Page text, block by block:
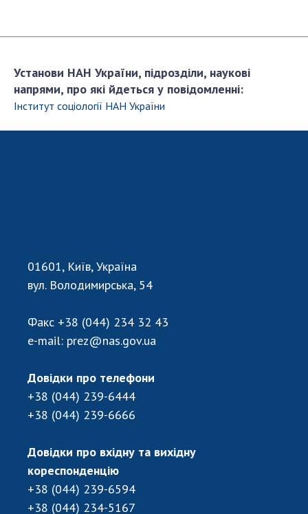
Установи НАН України, підрозділи, наукові
напрями, про які йдеться у повідомленні:
Інститут соціології НАН України
01601, Київ, Україна
вул. Володимирська, 54
Факс +38 (044) 234 32 43
e-mail: prez@nas.gov.ua
Довідки про телефони
+38 (044) 239-6444
+38 (044) 239-6666
Довідки про вхідну та вихідну
кореспонденцію
+38 (044) 239-6594
+38 (044) 234-5167